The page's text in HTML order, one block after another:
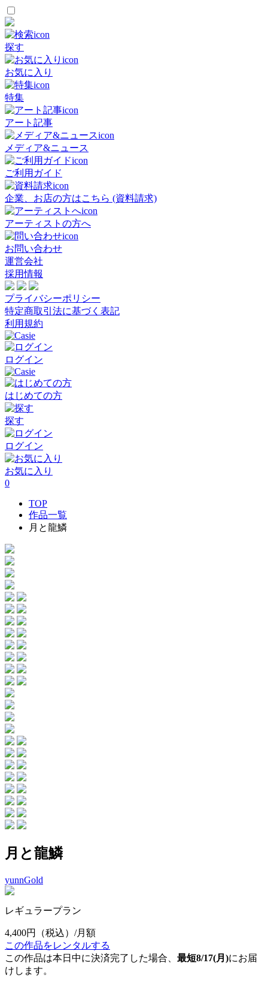
探す
お気に入り
特集
アート記事
メディア&ニュース
ご利用ガイド
企業、お店の方はこちら (資料請求)
アーティストの方へ
お問い合わせ
運営会社
採用情報
プライバシーポリシー
特定商取引法に基づく表記
利用規約
ログイン
はじめての方
探す
ログイン
お気に入り
0
TOP
作品一覧
月と龍鱗
月と龍鱗
yunnGold
レギュラープラン
4,400円
（税込）/月額
この作品をレンタルする
この作品は本日中に決済完了した場合、 最短8/17(月)にお届
けします。